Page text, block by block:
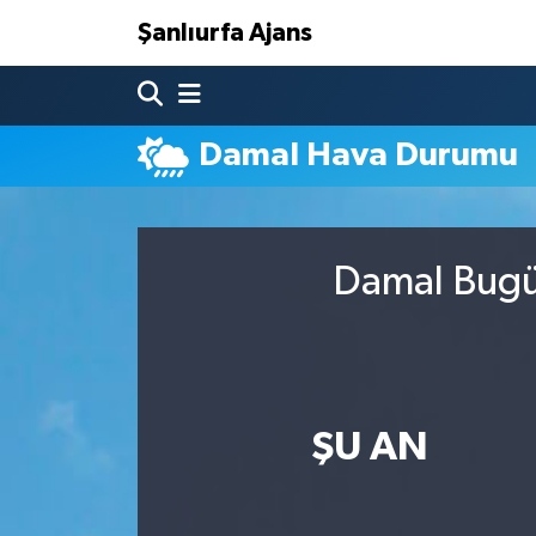
Şanlıurfa Ajans
Damal Hava Durumu
Damal
ŞU AN
Nöbetçi Eczaneler
Hava Durumu